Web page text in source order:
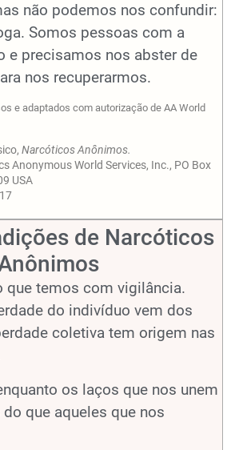
não podemos nos confundir:
Somos pessoas com a
e precisamos nos abster de
nos recuperarmos.
e adaptados com autorização de AA World
Narcóticos Anônimos.
Anonymous World Services, Inc., PO Box
USA
de Narcóticos
que temos com vigilância.
do indivíduo vem dos
coletiva tem origem nas
os laços que nos unem
que aqueles que nos